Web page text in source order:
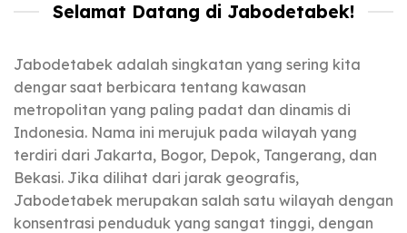
Selamat Datang di Jabodetabek!
Jabodetabek adalah singkatan yang sering kita
dengar saat berbicara tentang kawasan
metropolitan yang paling padat dan dinamis di
Indonesia. Nama ini merujuk pada wilayah yang
terdiri dari Jakarta, Bogor, Depok, Tangerang, dan
Bekasi. Jika dilihat dari jarak geografis,
Jabodetabek merupakan salah satu wilayah dengan
konsentrasi penduduk yang sangat tinggi, dengan